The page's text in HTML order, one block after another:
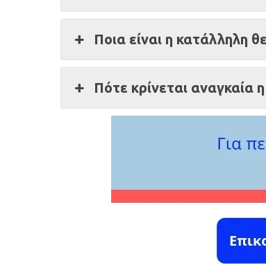
Ποια είναι η κατάλληλη
Πότε κρίνεται αναγκαία